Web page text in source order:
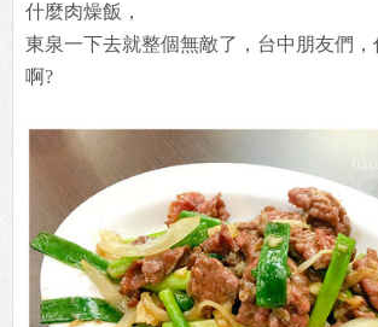
什麼肉燥飯，
東泉一下去就整個無敵了，台中朋友們
啊?